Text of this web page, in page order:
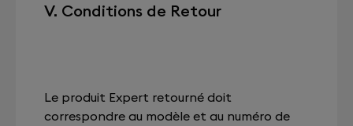
V. Conditions de Retour
Le produit Expert retourné doit
correspondre au modèle et au numéro de